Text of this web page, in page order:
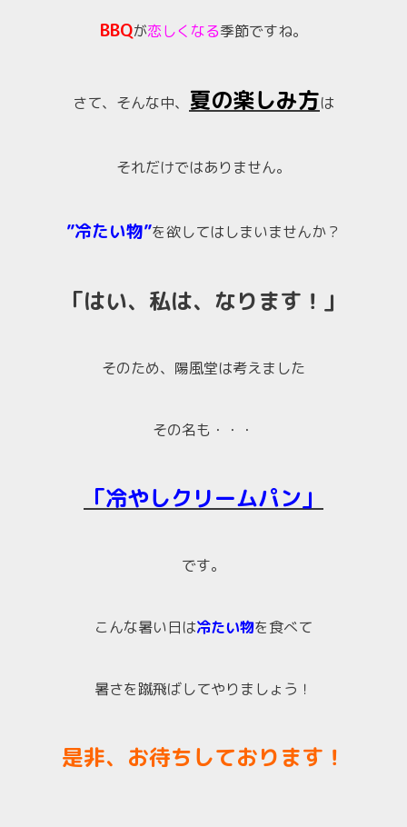
BBQが恋しくなる季節ですね。
さて、そんな中、 夏の楽しみ方は
それだけではありません。
”冷たい物”を欲してはしまいませんか？
「はい、私は、なります！」
そのため、陽風堂は考えました
その名も・・・
「冷やしクリームパン」
です。
こんな暑い日は冷たい物を食べて
暑さを蹴飛ばしてやりましょう！
是非、お待ちしております！